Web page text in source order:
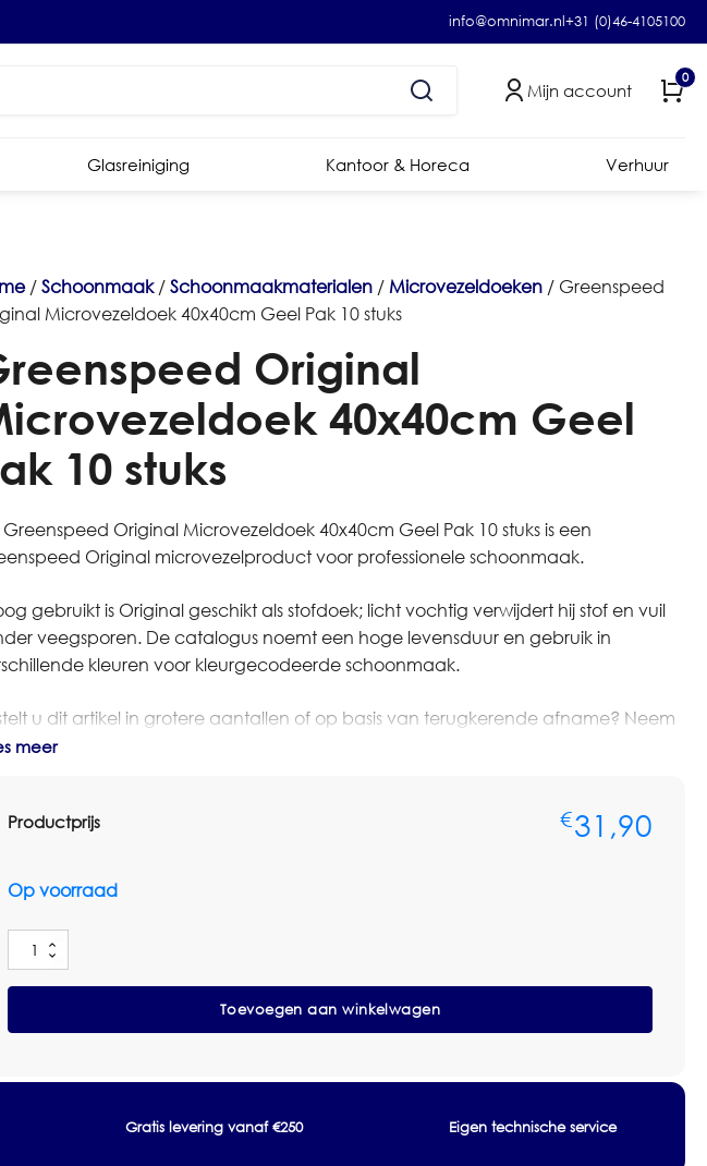
info@omnimar.nl+31 (0)46-4105100
Mijn account
0
Glasreiniging Kantoor & Horeca Verhuur
/Schoonmaak/Schoonmaakmaterialen / Microvezeldoeken / Greenspeed
Microvezeldoek 40x40cm Geel Pak 10 stuks
Original
40x40cm Geel
10 stuks
Greenspeed Original Microvezeldoek 40x40cm Geel Pak 10 stuks is een
Original microvezelproduct voor professionele schoonmaak.
gebruikt is Original geschikt als stofdoek; licht vochtig verwijdert hij stof en vuil
veegsporen. De catalogus noemt een hoge levensduur en gebruik in
kleuren voor kleurgecodeerde schoonmaak.
u dit artikel in grotere aantallen of op basis van terugkerende afname? Neem
contact op met Omnimar voor persoonlijk advies of een maatwerkofferte. We
voor gebruik altijd of maat, houder, koppeling of toepassing past bij het
Greenspeed
Greenspeed Original Microvezeldoek 40x40cm Geel Pak 10 stuks
microvezeldoek
Greenspeed Original
interieurreiniging, stofwissen en klamvochtig reinigen
meer
Productprijs €31,90
Op voorraad
Greenspeed
Original
Microvezeldoek
Geel
Toevoegen aan winkelwagen
Gratis levering vanaf €250 Eigen technische service